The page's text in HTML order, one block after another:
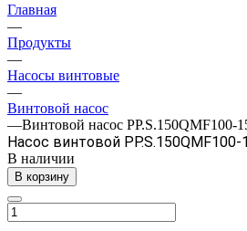
Главная
—
Продукты
—
Насосы винтовые
—
Винтовой насос
—Винтовой насос PP.S.150QMF100-
Насос винтовой
В наличии
В корзину